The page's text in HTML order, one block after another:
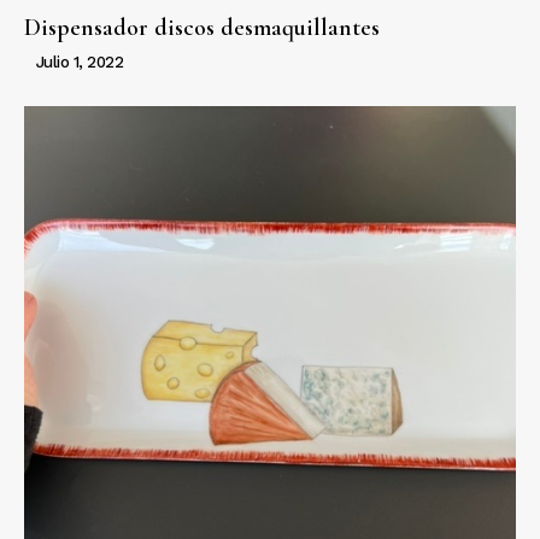
Dispensador discos desmaquillantes
Julio 1, 2022